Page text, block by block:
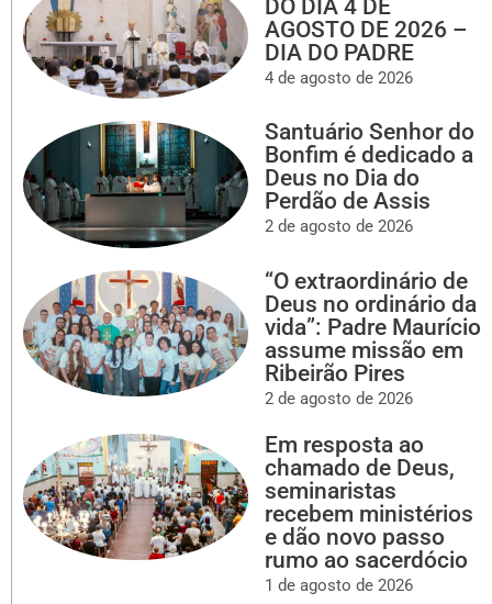
DO DIA 4 DE
AGOSTO DE 2026 –
DIA DO PADRE
4 de agosto de 2026
Santuário Senhor do
Bonfim é dedicado a
Deus no Dia do
Perdão de Assis
2 de agosto de 2026
“O extraordinário de
Deus no ordinário da
vida”: Padre Maurício
assume missão em
Ribeirão Pires
2 de agosto de 2026
Em resposta ao
chamado de Deus,
seminaristas
recebem ministérios
e dão novo passo
rumo ao sacerdócio
1 de agosto de 2026